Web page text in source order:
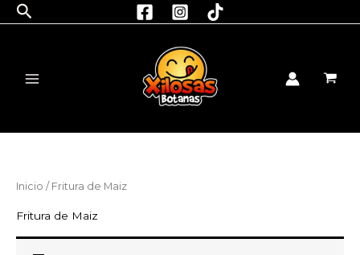
Buscar
Inicio / Fritura de Maiz
Fritura de Maiz